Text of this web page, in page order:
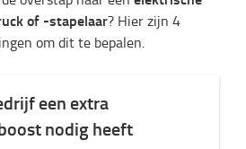
of -stapelaar? Hier zijn 4
om dit te bepalen.
een extra
nodig heeft